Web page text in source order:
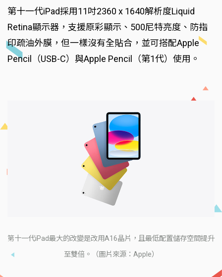
第十一代iPad採用11吋2360 x 1640解析度Liquid
Retina顯示器，支援原彩顯示、500尼特亮度、防指
印疏油外膜，但一樣沒有全貼合，並可搭配Apple
Pencil（USB-C）與Apple Pencil（第1代）使用。
第十一代iPad最大的改變是改用A16晶片，且最低配置儲存空間提升
至雙倍。（圖片來源：Apple）